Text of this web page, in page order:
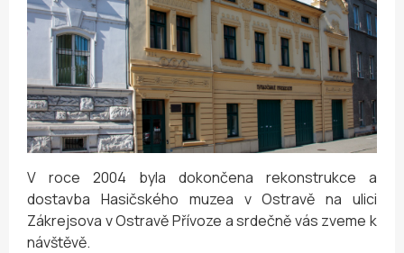
V roce 2004 byla dokončena rekonstrukce a
dostavba Hasičského muzea v Ostravě na ulici
Zákrejsova v Ostravě Přívoze a srdečně vás zveme k
návštěvě.